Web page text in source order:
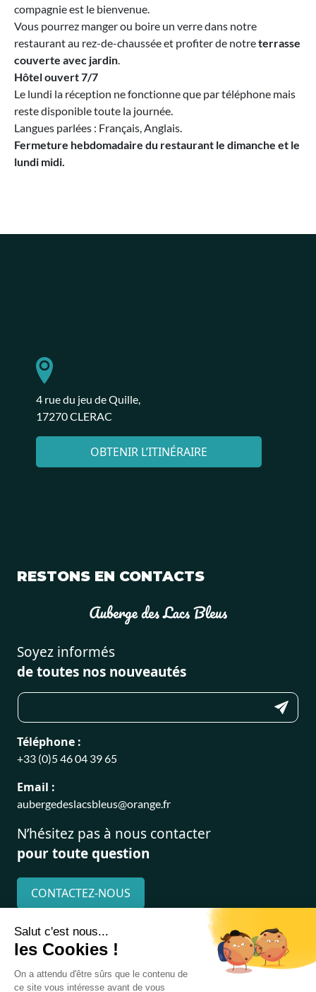
compagnie est le bienvenue.
Vous pourrez manger ou boire un verre dans notre
restaurant au rez-de-chaussée et profiter de notreterrasse
couverte avec jardin.
Hôtel ouvert 7/7
Le lundi la réception ne fonctionne que par téléphone mais
reste disponible toute la journée.
Langues parlées : Français, Anglais.
Fermeture hebdomadaire du restaurant le dimanche et le
lundi midi.
4 rue du jeu de Quille,
17270 CLERAC
OBTENIR L’ITINÉRAIRE
RESTONS EN CONTACTS
Soyez informés
de toutes nos nouveautés
Téléphone :
+33 (0)5 46 04 39 65
Email :
aubergedeslacsbleus@orange.fr
N’hésitez pas à nous contacter
pour toute question
CONTACTEZ-NOUS
Politique de confidentialité